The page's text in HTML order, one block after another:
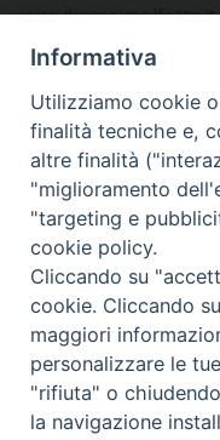
www.diocesimolfetta.it
Ufficio
Piazza Giovene 4 –
SEGUICI SU
Facebook
Instagram
X YouTube
Feed
Privacy Policy -
Informativa
Utilizziamo cookie
finalità tecniche e,
altre finalità
"miglioramento
"targeting e
cookie policy.
Cliccando su
cookie. Cliccando
maggiori
personalizzare le
"rifiuta" o
la navigazione